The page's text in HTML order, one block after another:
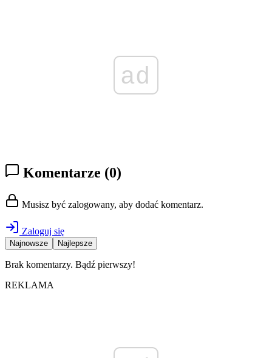
ad
Komentarze (0)
Musisz być zalogowany, aby dodać komentarz.
Zaloguj się
Najnowsze Najlepsze
Brak komentarzy. Bądź pierwszy!
REKLAMA